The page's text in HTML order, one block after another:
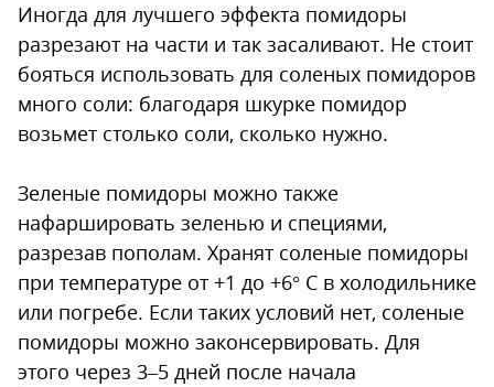
Иногда для лучшего эффекта помидоры
разрезают на части и так засаливают. Не стоит
бояться использовать для соленых помидоров
много соли: благодаря шкурке помидор
возьмет столько соли, сколько нужно.
Зеленые помидоры можно также
нафаршировать зеленью и специями,
разрезав пополам. Хранят соленые помидоры
при температуре от +1 до +6° С в холодильнике
или погребе. Если таких условий нет, соленые
помидоры можно законсервировать. Для
этого через 3–5 дней после начала